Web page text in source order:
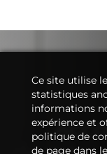
Ce site utilise
statistiques
informations
expérience et
politique de
de page dans